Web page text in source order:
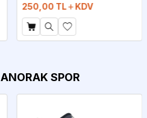
250,00 TL KDV
SPOR